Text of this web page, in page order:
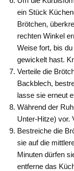
ein Stück
Brötchen,
rechten Winkel
Weise fort, bis
gewickelt hast.
Verteile die
Backblech,
lasse sie erneut
Während der
Unter-Hitze) vor.
Bestreiche die
sie auf die
Minuten dürfen
entferne das